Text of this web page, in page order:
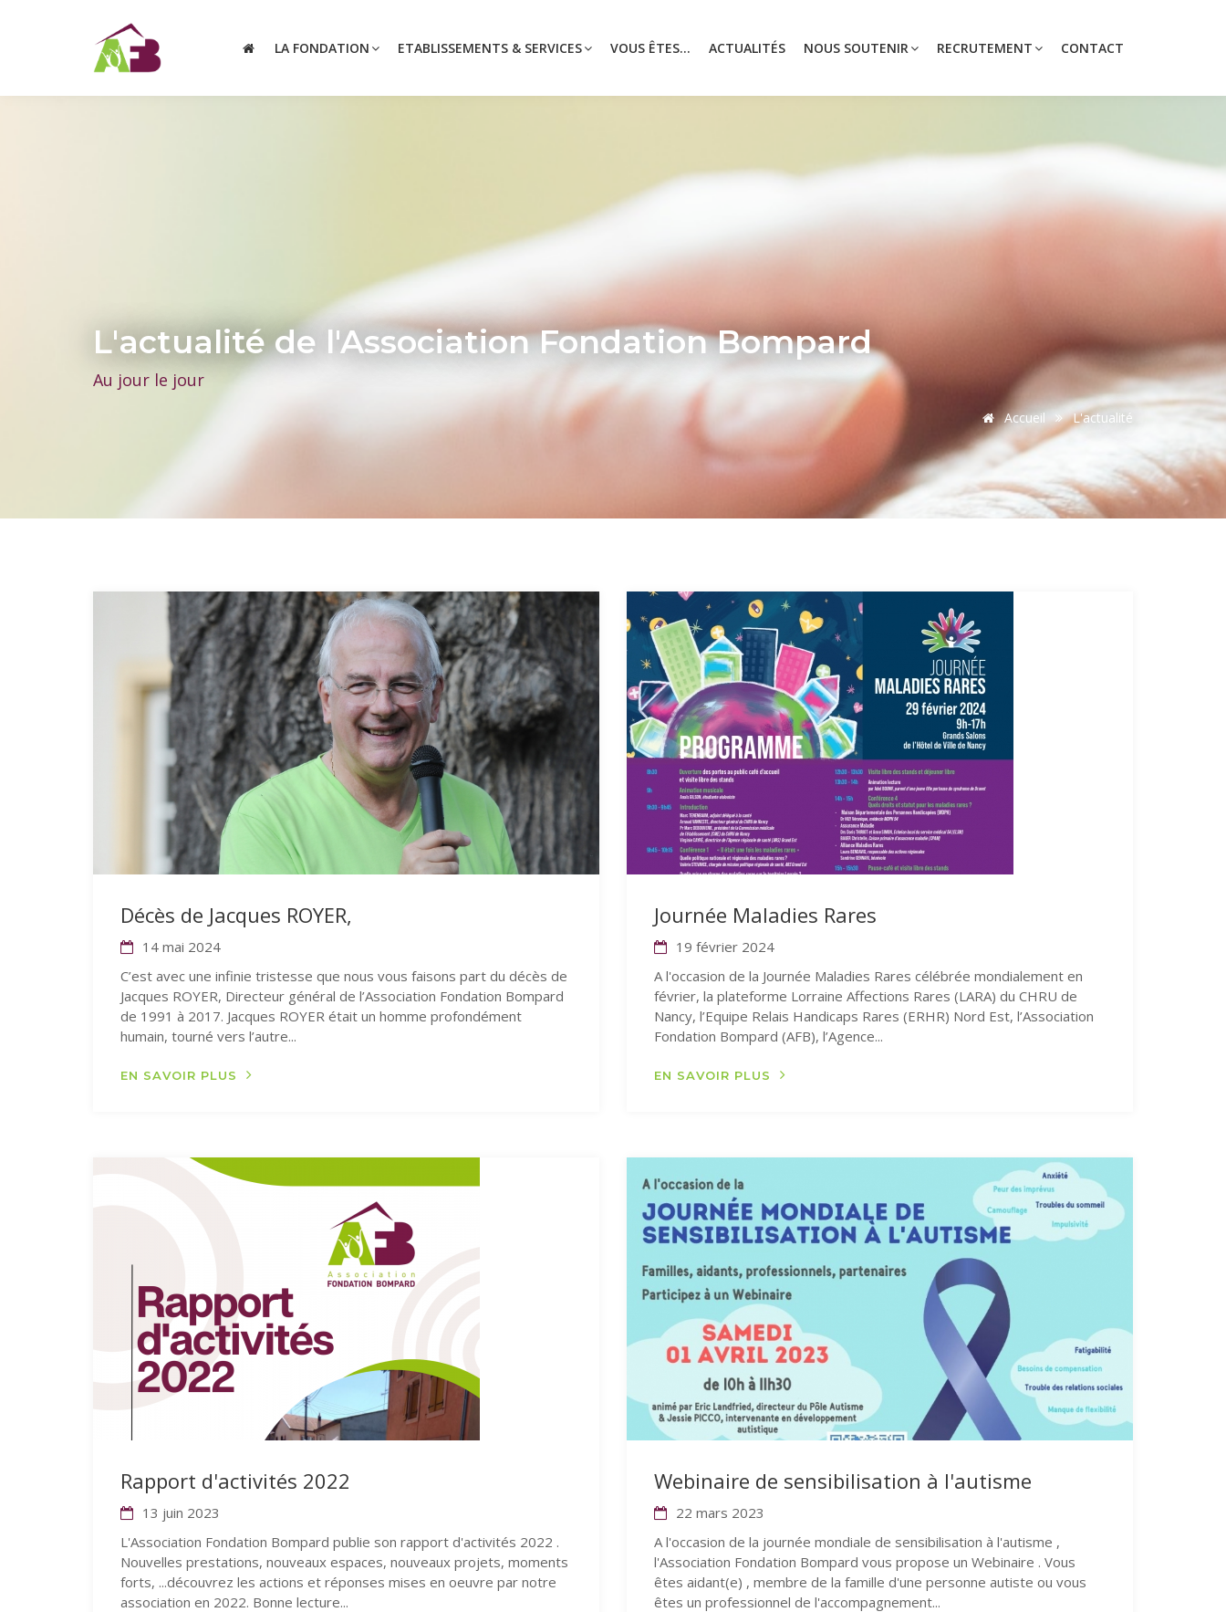
LA FONDATION ETABLISSEMENTS & SERVICES VOUS ÊTES... ACTUALITÉS NOUS SOUTENIR RECRUTEMENT CONTACT
L'actualité de l'Association Fondation Bompard
Au jour le jour
Accueil L'actualité
Décès de Jacques ROYER,
14 mai 2024
C’est avec une infinie tristesse que nous vous faisons part du décès de
Jacques ROYER, Directeur général de l’Association Fondation Bompard
de 1991 à 2017. Jacques ROYER était un homme profondément
humain, tourné vers l’autre...
EN SAVOIR PLUS
Journée Maladies Rares
19 février 2024
A l'occasion de la Journée Maladies Rares célébrée mondialement en
février, la plateforme Lorraine Affections Rares (LARA) du CHRU de
Nancy, l’Equipe Relais Handicaps Rares (ERHR) Nord Est, l’Association
Fondation Bompard (AFB), l’Agence...
EN SAVOIR PLUS
Rapport d'activités 2022
13 juin 2023
L'Association Fondation Bompard publie son rapport d'activités 2022 .
Nouvelles prestations, nouveaux espaces, nouveaux projets, moments
forts, ...découvrez les actions et réponses mises en oeuvre par notre
association en 2022. Bonne lecture...
Webinaire de sensibilisation à l'autisme
22 mars 2023
A l'occasion de la journée mondiale de sensibilisation à l'autisme ,
l'Association Fondation Bompard vous propose un Webinaire . Vous
êtes aidant(e) , membre de la famille d'une personne autiste ou vous
êtes un professionnel de l'accompagnement...